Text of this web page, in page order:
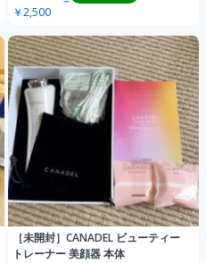
￥2,500
［未開封］CANADEL ビューティー
トレーナー 美顔器 本体